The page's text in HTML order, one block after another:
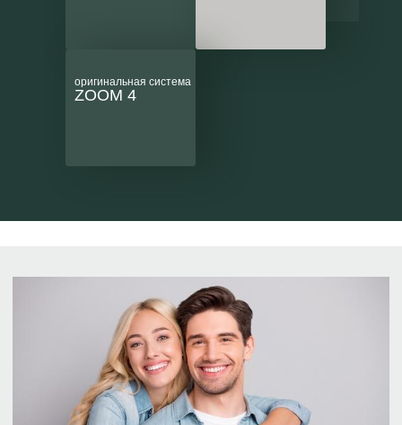
оригинальная система
ZOOM 4
сроках действия акции уточняйте в клинике.
Записаться